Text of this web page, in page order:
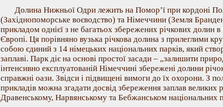
Долина Нижньої Одри лежить на Помор’ї при кордоні
(Західнопоморське воєводство) та Німеччини (Земля
прикладом однієї з не багатьох збережених річкових долин
Європі. Ця порівняно вузька річкова долина з прилеглими
собою єдиний з 14 німецьких національних парків, який
заплаві. Парк діє на основі простої засади – „залишити
інтенсивно експлуатованій Німеччині збережені долини
справжні оази. Звідси і підвищені вимоги до їх охорони. З
прикладів можна згадати досвід збереження заплав великих
Дравенському, Нарвянському та Бебжанськом національних